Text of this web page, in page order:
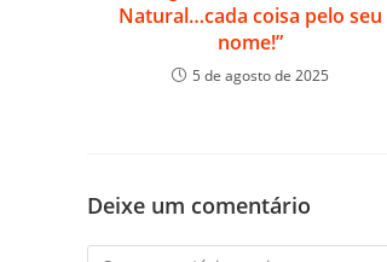
Natural…cada coisa pelo seu
nome!”
5 de agosto de 2025
Deixe um comentário